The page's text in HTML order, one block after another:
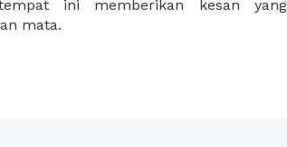
mata.